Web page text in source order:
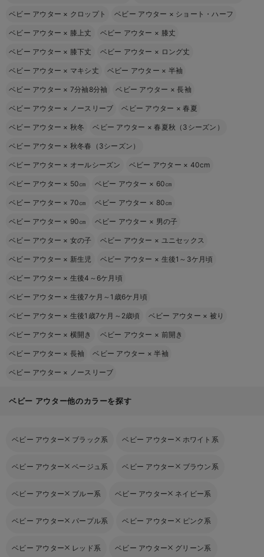
ベビー アウター × クロップト ベビー アウター × ショート・ハーフ
ベビー アウター × 膝上丈 ベビー アウター × 膝丈
ベビー アウター × 膝下丈 ベビー アウター × ロング丈
ベビー アウター × マキシ丈 ベビー アウター × 半袖
ベビー アウター × 7分袖8分袖 ベビー アウター ×長袖
ベビー アウター × ノースリーブ ベビー アウター ×春夏
ベビー アウター × 秋冬 ベビー アウター ×春夏秋（3シーズン）
ベビー アウター × 秋冬春（3シーズン）
ベビー アウター × オールシーズン ベビー アウター × 40cm
ベビー アウター × 50㎝ ベビー アウター × 60㎝
ベビー アウター × 70㎝ ベビー アウター × 80㎝
ベビー アウター × 90㎝ ベビー アウター × 男の子
ベビー アウター × 女の子 ベビー アウター × ユニセックス
ベビー アウター × 新生児 ベビー アウター × 生後1～3ケ月頃
ベビー アウター × 生後4～6ケ月頃
ベビー アウター × 生後7ケ月～1歳6ケ月頃
ベビー アウター × 生後1歳7ケ月～2歳頃 ベビー アウター × 被り
ベビー アウター × 横開き ベビー アウター × 前開き
ベビー アウター × 長袖 ベビー アウター ×半袖
ベビー アウター × ノースリーブ
ベビー アウター他のカラーを探す
ベビー アウター ブラック系 ベビー アウター ホワイト系
ベビー アウター ベージュ系 ベビー アウター ブラウン系
ベビー アウター ブルー系 ベビー アウター ネイビー系
ベビー アウター パープル系 ベビー アウター ピンク系
ベビー アウター レッド系 ベビー アウター グリーン系